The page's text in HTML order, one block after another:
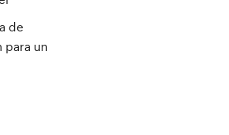
de
para un